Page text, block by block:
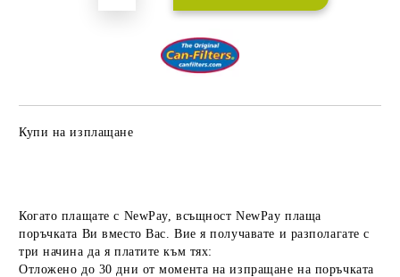
Купи на изплащане
Когато плащате с NewPay, всъщност NewPay плаща
поръчката Ви вместо Вас. Вие я получавате и разполагате с
три начина да я платите към тях:
Отложено до 30 дни от момента на изпращане на поръчката